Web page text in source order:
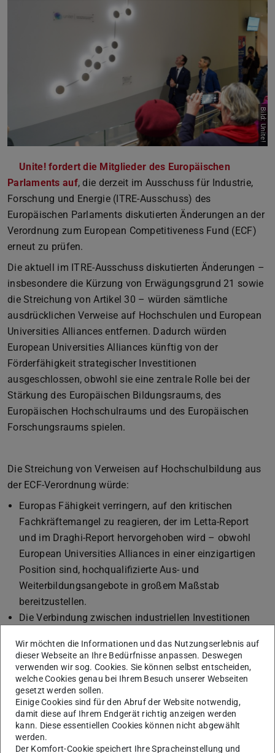
Bild: Unite!
Unite! fordert die Mitglieder des Europäischen
Parlaments auf(PDF-Datei)
(wird in neuem Tab geöffnet)
, die derzeit im Ausschuss für Industrie,
Forschung und Energie (ITRE-Ausschuss) des
Europäischen Parlaments diskutierten Änderungen an der
Verordnung zum European Competitiveness Fund (ECF)
erneut zu prüfen.
Die aktuell im ITRE-Ausschuss diskutierten Änderungen –
insbesondere die Kürzung von Erwägungsgrund 21 sowie
die Streichung von Artikel 30 – würden sämtliche
ausdrücklichen Verweise auf Hochschulen und European
Universities Alliances entfernen. Dadurch würden
European Universities Alliances künftig von der
Förderfähigkeit strategischer Investitionen
ausgeschlossen, obwohl sie eine zentrale Rolle bei der
Stärkung des Europäischen Bildungsraums, des
Europäischen Hochschulraums und des Europäischen
Forschungsraums spielen.
Die Streichung von Verweisen auf Hochschulbildung aus
der ECF-Verordnung würde:
Europas Fähigkeit verringern, auf den kritischen
Fachkräftemangel zu reagieren, der im Letta-Report
und im Draghi-Report hervorgehoben wird – obwohl
European Universities Alliances in einer einzigartigen
Position sind, hochqualifizierte Aus- und
Weiterbildungsangebote in großem Maßstab
bereitzustellen.
Die Verbindung zwischen industriellen Investitionen
schwächen (ebenfalls ein zentraler Punkt im Draghi-
Report) – obwohl European Universities Alliances als
Innovationszentren Hochschulen mit ihren regionalen
Ökosystemen vernetzen: Kommunen, KMU, große
Unternehmen, Start-ups, NGOs, Schulen, Bürgerinnen
und Bürger sowie zivilgesellschaftliche Akteure.
Den Druck auf das Erasmus+-Budget erhöhen – zu
Wir möchten die Informationen und das Nutzungserlebnis auf
dieser Webseite an Ihre Bedürfnisse anpassen. Deswegen
verwenden wir sog. Cookies. Sie können selbst entscheiden,
welche Cookies genau bei Ihrem Besuch unserer Webseiten
gesetzt werden sollen.
Einige Cookies sind für den Abruf der Website notwendig,
damit diese auf Ihrem Endgerät richtig anzeigen werden
kann. Diese essentiellen Cookies können nicht abgewählt
werden.
Der Komfort-Cookie speichert Ihre Spracheinstellung und